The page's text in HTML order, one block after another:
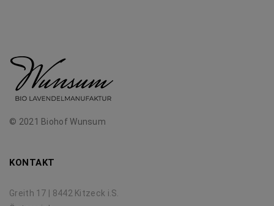
© 2021 Biohof Wunsum
KONTAKT
Greith 17 | 8442 Kitzeck i.S.